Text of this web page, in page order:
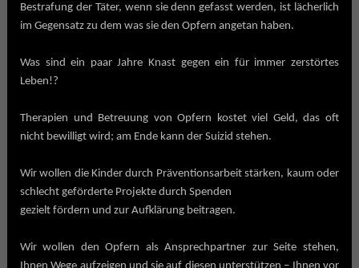
Bestrafung der Täter, wenn sie denn gefasst werden, ist lächerlich
im Gegensatz zu dem was sie den Opfern angetan haben.
Was sind ein paar Jahre Knast gegen ein für immer zerstörtes
Leben!?
Therapien und Betreuung von Opfern kostet viel Geld, das oft
nicht bewilligt wird; am Ende kann der Suizid stehen.
Wir wollen die Kinder durch Präventionsarbeit stärken, kaum oder
schlecht geförderte Projekte durch Spenden
gezielt fördern und zur Aufklärung beitragen.
Wir wollen den Opfern als Ansprechpartner zur Seite stehen,